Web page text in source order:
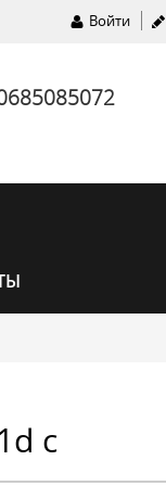
Войти
с